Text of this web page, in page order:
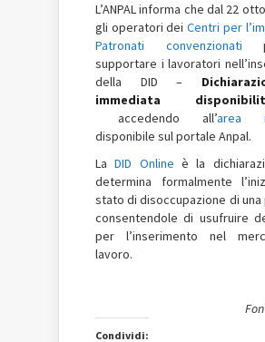
L’ANPAL informa che dal 22
gli operatori deiCentri per
Patronati convenzionati
supportare i lavoratori
della DID –
immediata
accedendo all’area
disponibile sul portale Anpal.
LaDID Online è la
determina formalmente
stato di disoccupazione di una
consentendole di usufruire
per l’inserimento nel
lavoro.
Condividi: